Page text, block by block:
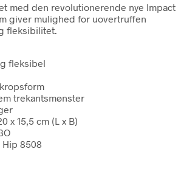
med den revolutionerende nye Impact
giver mulighed for uovertruffen
fleksibilitet.
fleksibel
trekantsmønster
x 15,5 cm (L x B)
8508